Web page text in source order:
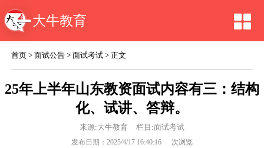
大牛教育
首页 >面试公告 >面试考试 > 正文
25年上半年山东教资面试内容有三：结构
化、试讲、答辩。
来源:大牛教育 栏目:面试考试
发布日期：2025/4/17 16:40:16 次浏览